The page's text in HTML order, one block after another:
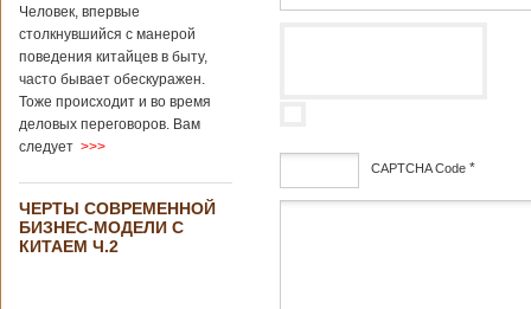
Подробнее...
Опубликовано
12/02/2019 - 10:40
Удивительные
для туристов
вещи в Китае
Традиции и
образ жизни
жителей Китая
существенно
Мы собрали для
вас информацию о
вещах, которые
Человек, впервые
столкнувшийся с манерой
поведения китайцев в быту,
часто бывает обескуражен.
Тоже происходит и во время
деловых переговоров. Вам
следует >>>
ЧЕРТЫ СОВРЕМЕННОЙ
БИЗНЕС-МОДЕЛИ С
КИТАЕМ Ч.2
CAPTCHA Code *